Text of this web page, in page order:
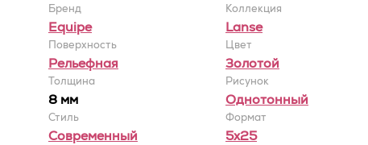
Бренд
Equipe
Коллекция
Lanse
Поверхность
Рельефная
Цвет
Золотой
Толщина
8 мм
Рисунок
Однотонный
Стиль
Современный
Формат
5x25